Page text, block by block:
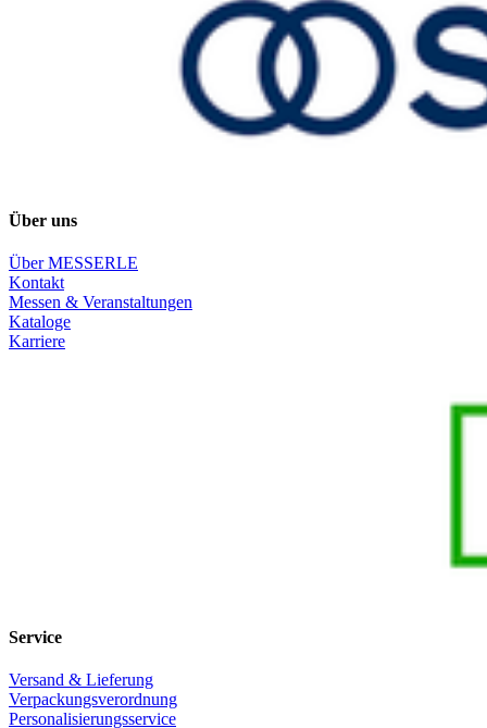
Über uns
Über MESSERLE
Kontakt
Messen & Veranstaltungen
Kataloge
Karriere
Service
Versand & Lieferung
Verpackungsverordnung
Personalisierungsservice